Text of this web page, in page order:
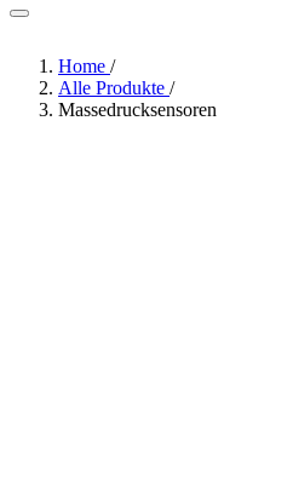
Home /
Alle Produkte /
Massedrucksensoren